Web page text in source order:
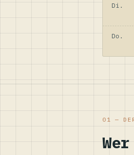
Di.
Do.
01 —